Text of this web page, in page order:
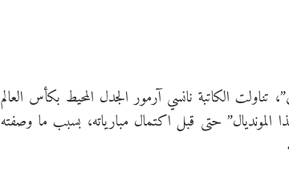
الكاتبة نانسي آرمور الجدل المحيط بكأس العالم
المونديال” حتى قبل اكتمال مبارياته، بسبب ما وصفته